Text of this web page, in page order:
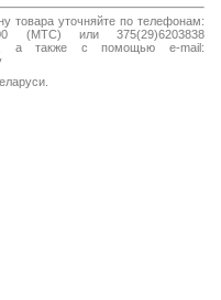
25-
38-
38
товара уточняйте по телефонам:
(МТС) или 375(29)6203838
а также с помощью e-mail: